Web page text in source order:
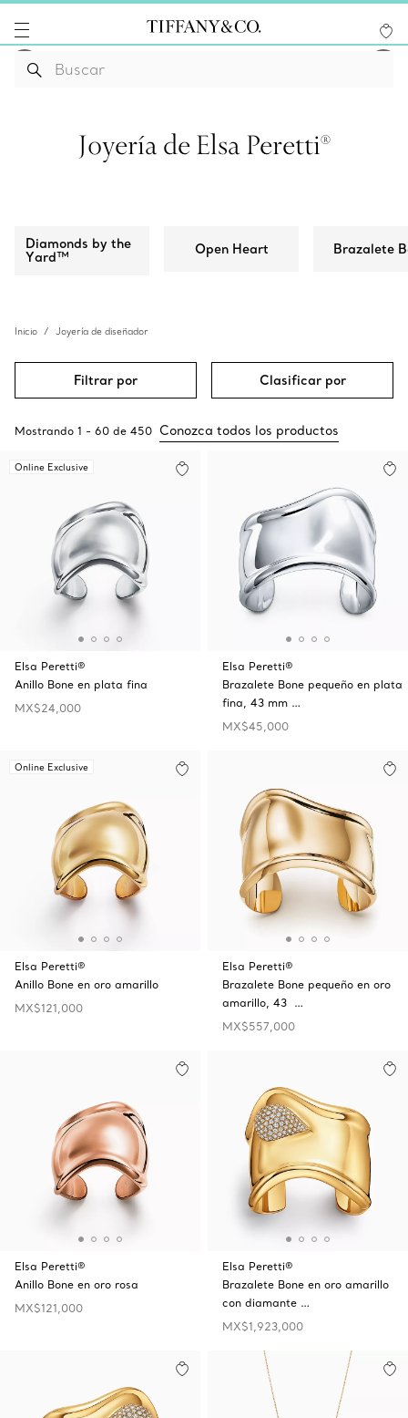
Joyería de Elsa Peretti®
Diamonds by the
Yard™
Open Heart Brazalete
Inicio Joyería de diseñador
Filtrar por Clasificar por
Mostrando 1 - 60 de 450 Conozca todos los productos
Online Exclusive
Elsa Peretti®
Anillo Bone en plata fina
MX$24,000
Elsa Peretti®
Brazalete Bone pequeño en plata
fina, 43 mm …
MX$45,000
Online Exclusive
Elsa Peretti®
Anillo Bone en oro amarillo
MX$121,000
Elsa Peretti®
Brazalete Bone pequeño en oro
amarillo, 43 …
MX$557,000
Elsa Peretti®
Anillo Bone en oro rosa
MX$121,000
Elsa Peretti®
Brazalete Bone en oro amarillo
con diamante …
MX$1,923,000